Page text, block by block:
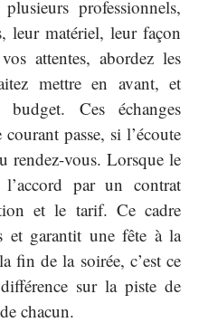
professionnels,
leur matériel, leur façon
attentes, abordez les
mettre en avant, et
Ces échanges
passe, si l’écoute
rendez-vous. Lorsque le
par un contrat
et le tarif. Ce cadre
et garantit une fête à la
fin de la soirée, c’est ce
sur la piste de
chacun.